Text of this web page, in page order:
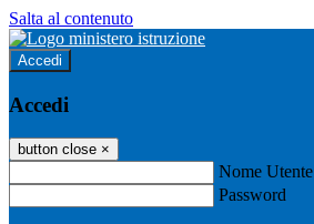
Salta al contenuto
Accedi
Accedi
button close ×
Nome Utente
Password